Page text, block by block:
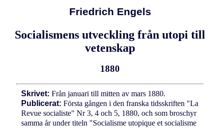
Friedrich Engels
Socialismens utveckling från utopi till
vetenskap
1880
Skrivet: Från januari till mitten av mars 1880.
Publicerat: Första gången i den franska tidsskriften "La
Revue socialiste" Nr 3, 4 och 5, 1880, och som broschyr
samma år under titeln "Socialisme utopique et socialisme